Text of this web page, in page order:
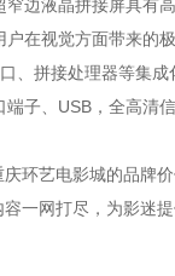
边液晶拼接屏具有
在视觉方面带来的
、拼接处理器等集
子、USB，全高清
环艺电影城的品牌
一网打尽，为影迷